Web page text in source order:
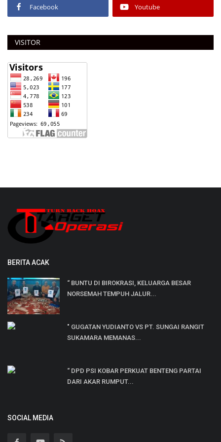
Facebook Youtube
VISITOR
BERITA ACAK
“ BUNTU DI BIROKRASI, KELUARGA BESAR
NORSEMAH TEMPUH JALUR...
" GUGATAN YUDIANTO VS PT. SUNGAI RANGIT
SUKAMARA MEMANAS...
“ DPD PSI KOBAR PERKUAT BENTENG PARTAI
DARI AKAR RUMPUT...
SOCIAL MEDIA